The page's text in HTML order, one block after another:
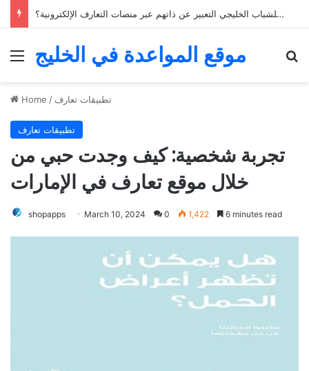
كيف يمكن للشباب الخليجي التعبير عن ذاتهم عبر منصات التعارف الإلكترونية؟
Menu
موقع المواعدة في الخليج
Home / تطبيقات تعارف
تطبيقات تعارف
تجربة شخصية: كيف وجدت حبي من
خلال موقع تعارف في الإمارات
shopapps March 10, 2024 0 1,422 6 minutes read